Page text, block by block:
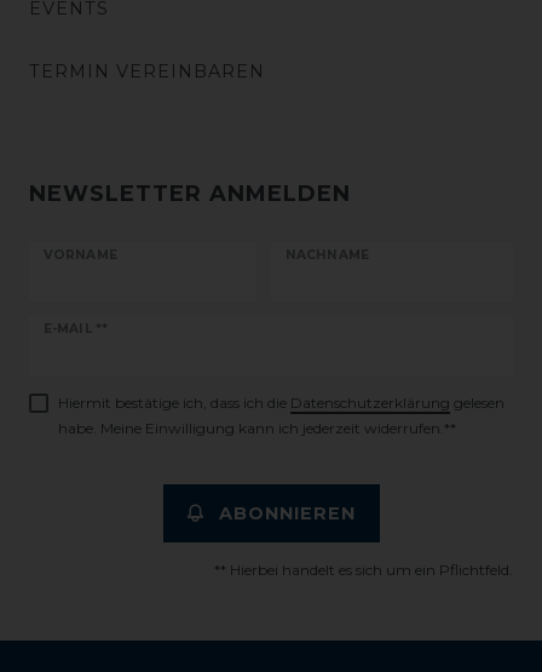
EVENTS
TERMIN VEREINBAREN
NEWSLETTER ANMELDEN
VORNAME NACHNAME
E-MAIL **
Newsletter
Hiermit bestätige ich, dass ich die Daten­schutz­erklärung gelesen
habe. Meine Einwilligung kann ich jederzeit widerrufen.**
ABONNIEREN
** Hierbei handelt es sich um ein Pflichtfeld.